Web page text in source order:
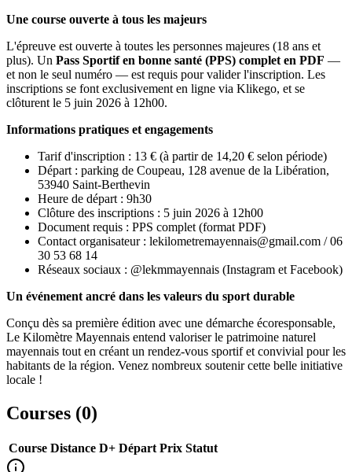
Une course ouverte à tous les majeurs
L'épreuve est ouverte à toutes les personnes majeures (18 ans et
plus). Un Pass Sportif en bonne santé (PPS) complet en PDF —
et non le seul numéro — est requis pour valider l'inscription. Les
inscriptions se font exclusivement en ligne via Klikego, et se
clôturent le 5 juin 2026 à 12h00.
Informations pratiques et engagements
Tarif d'inscription : 13 € (à partir de 14,20 € selon période)
Départ : parking de Coupeau, 128 avenue de la Libération,
53940 Saint-Berthevin
Heure de départ : 9h30
Clôture des inscriptions : 5 juin 2026 à 12h00
Document requis : PPS complet (format PDF)
Contact organisateur : lekilometremayennais@gmail.com / 06
30 53 68 14
Réseaux sociaux : @lekmmayennais (Instagram et Facebook)
Un événement ancré dans les valeurs du sport durable
Conçu dès sa première édition avec une démarche écoresponsable,
Le Kilomètre Mayennais entend valoriser le patrimoine naturel
mayennais tout en créant un rendez-vous sportif et convivial pour les
habitants de la région. Venez nombreux soutenir cette belle initiative
locale !
Courses (0)
Course Distance D+ Départ Prix Statut